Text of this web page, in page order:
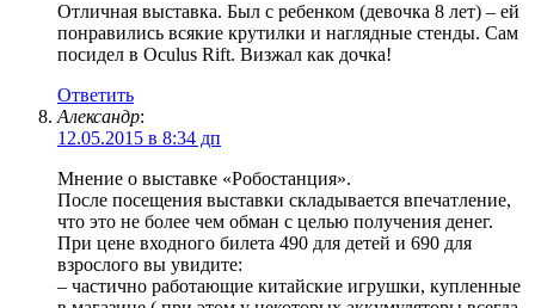
Отличная выставка. Был с ребенком (девочка 8 лет) – ей
понравились всякие крутилки и наглядные стенды. Сам
посидел в Oculus Rift. Визжал как дочка!
Ответить
Александр:
12.05.2015 в 8:34 дп
Мнение о выставке «Робостанция».
После посещения выставки складывается впечатление,
что это не более чем обман с целью получения денег.
При цене входного билета 490 для детей и 690 для
взрослого вы увидите:
– частично работающие китайские игрушки, купленные